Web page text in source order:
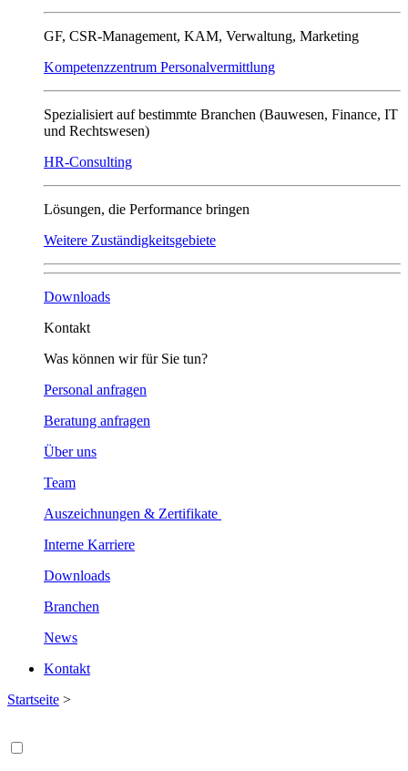
GF, CSR-Management, KAM, Verwaltung, Marketing
Kompetenzzentrum Personalvermittlung
Spezialisiert auf bestimmte Branchen (Bauwesen, Finance, IT
und Rechtswesen)
HR-Consulting
Lösungen, die Performance bringen
Weitere Zuständigkeitsgebiete
Downloads
Kontakt
Was können wir für Sie tun?
Personal anfragen
Beratung anfragen
Über uns
Team
Auszeichnungen & Zertifikate
Interne Karriere
Downloads
Branchen
News
Kontakt
Startseite >